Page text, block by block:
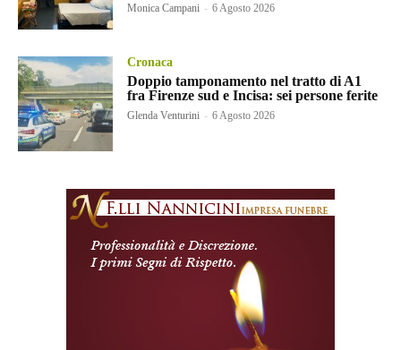
Monica Campani - 6 Agosto 2026
Cronaca
Doppio tamponamento nel tratto di A1
fra Firenze sud e Incisa: sei persone ferite
Glenda Venturini - 6 Agosto 2026